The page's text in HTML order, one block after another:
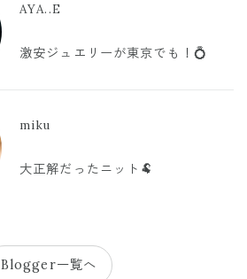
AYA..E
激安ジュエリーが東京でも！💍
miku
大正解だったニット🐏
Blogger一覧へ